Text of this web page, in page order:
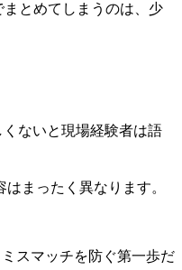
とめてしまうのは、少
ないと現場経験者は語
まったく異なります。
スマッチを防ぐ第一歩だ